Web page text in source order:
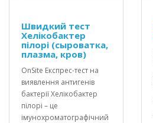
Швидкий тест
Хелікобактер
пілорі (сыроватка,
плазма, кров)
OnSite Експрес-тест на
виявлення антигенів
бактерії Хелікобактер
пілорі – це
імунохроматографічний